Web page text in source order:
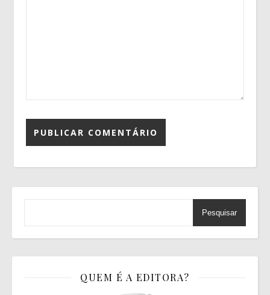
Pesquisar
QUEM É A EDITORA?